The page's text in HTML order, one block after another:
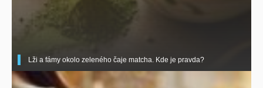
Lži a fámy okolo zeleného čaje matcha. Kde je pravda?